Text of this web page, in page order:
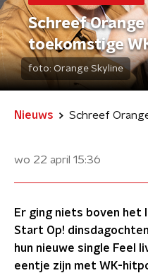
Schreef
toekomstige
foto: Orange Skyline
Nieuws
wo 22 april 15:36
Er ging niets boven het
Start Op!
hun nieuwe single Feel
eentje zijn met WK-